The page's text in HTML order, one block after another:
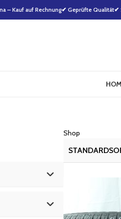
– Kauf auf Rechnung✔ Geprüfte Qualität✔
Shop